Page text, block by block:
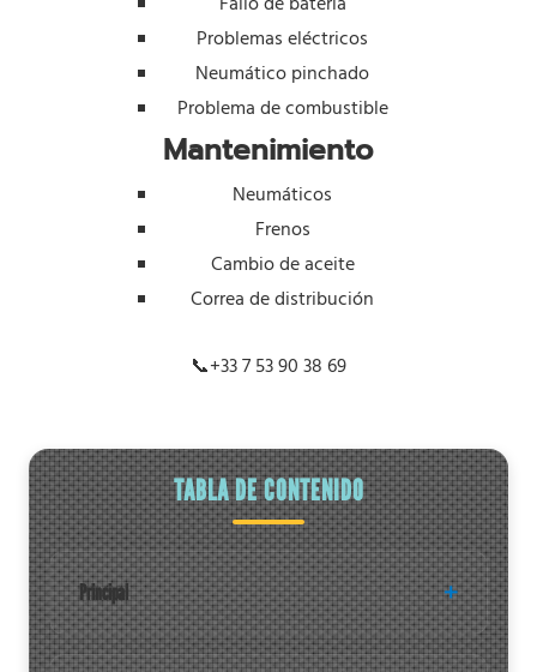
Problemas eléctricos
Neumático pinchado
Problema de combustible
Mantenimiento
Neumáticos
Frenos
Cambio de aceite
Correa de distribución
📞+33 7 53 90 38 69
TABLA DE CONTENIDO
Principal